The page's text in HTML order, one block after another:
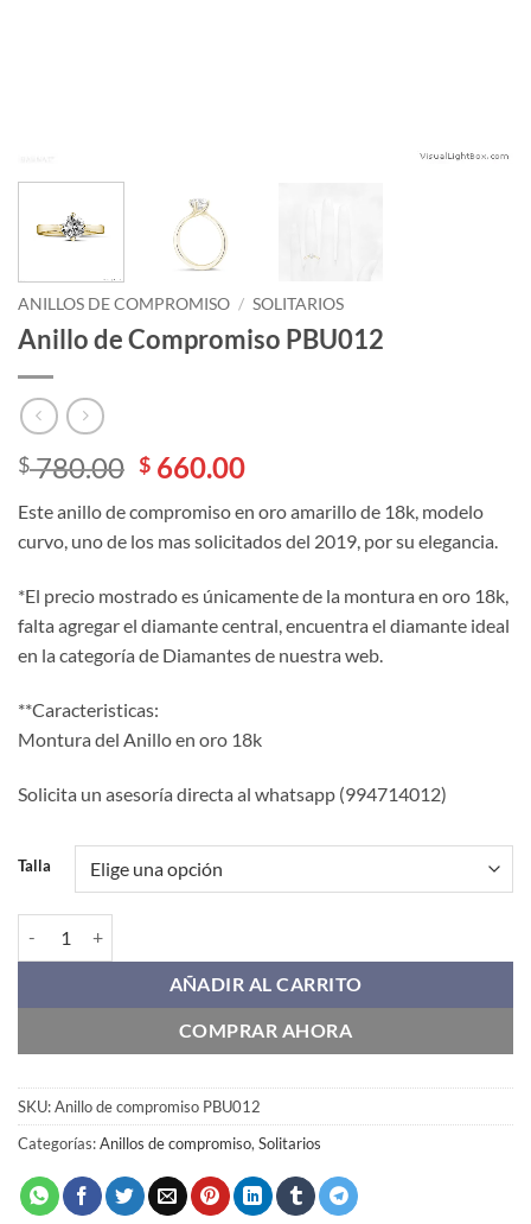
ANILLOS DE COMPROMISO / SOLITARIOS
Anillo de Compromiso PBU012
$780.00 El
original
era:
$ 660.00El
actual
es:
Este anillo de compromiso en oro amarillo de 18k, modelo
curvo, uno de los mas solicitados del 2019, por su elegancia.
*El precio mostrado es únicamente de la montura en oro 18k,
falta agregar el diamante central, encuentra el diamante ideal
en la categoría de Diamantes de nuestra web.
**Caracteristicas:
Montura del Anillo en oro 18k
Solicita un asesoría directa al whatsapp (994714012)
Talla
AÑADIR AL CARRITO
COMPRAR AHORA
SKU:Anillo de compromiso PBU012
Categorías:Anillos de compromiso,Solitarios